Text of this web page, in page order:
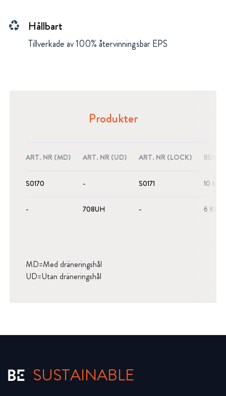
recycling Hållbart
Tillverkade av 100% återvinningsbar EPS
Produkter
ART. NR (MD) ART. NR (UD) ART. NR (LOCK)
S0170 - S0171 10 KG
- 708UH - 6 KG
MD=Med dräneringshål
UD=Utan dräneringshål
SUSTAINABLE